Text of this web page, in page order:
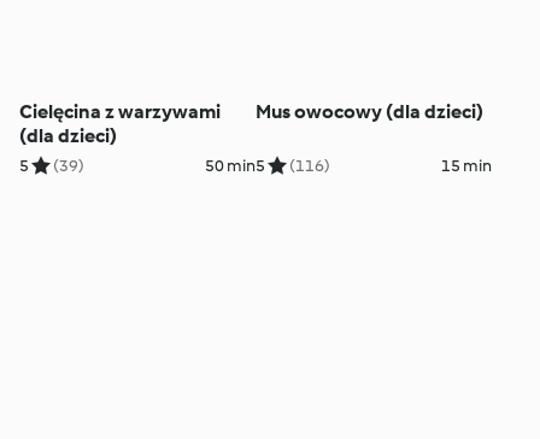
Cielęcina z warzywami
(dla dzieci)
5 (39) 50 min
Mus owocowy (dla dzieci)
5 (116) 15 min